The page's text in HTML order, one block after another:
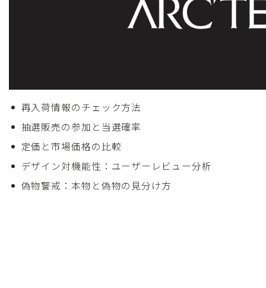
再入荷情報のチェック方法
抽選販売の参加と当選確率
定価と市場価格の比較
デザイン対機能性：ユーザーレビュー分析
偽物警戒：本物と偽物の見分け方